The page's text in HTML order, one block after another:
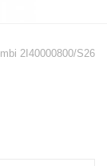
2I40000800/S26